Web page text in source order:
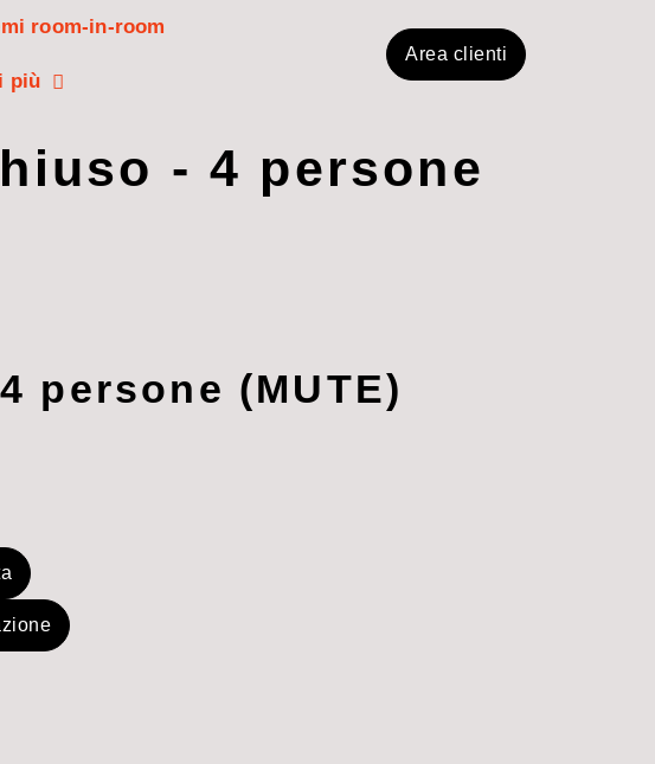
room-in-room
più
Area clienti
- 4 persone
persone (MUTE)